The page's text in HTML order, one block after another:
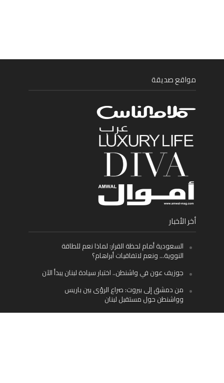
مواقع صديقة
أخر الأخبار
السعودية أمام لحظة القرار: لماذا نعم للطاقة
النووية… ونعم لاتفاقيات أبراهام؟
جوزيف عون في واشنطن.. اختبار سيادة لبنان يبدأ الآن
من دمشق إلى بيروت: صراع الرؤى بين باريس
وواشنطن حول مستقبل لبنان
اليسار اللبناني «اليقظ» وسيادة الدولة: لماذا يُعدّ نزع